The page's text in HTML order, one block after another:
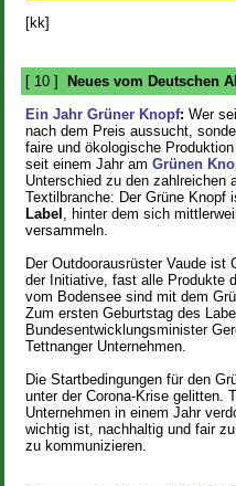
[kk]
[ 10 ]
Neues vom Deutschen
Ein Jahr Grüner Knopf: Wer
nach dem Preis aussucht,
faire und ökologische
seit einem Jahr am Grünen
Unterschied zu den zahlreichen
Textilbranche: Der Grüne Knopf
Label , hinter dem sich
versammeln.
Der Outdoorausrüster Vaude ist
der Initiative, fast alle Produkte
vom Bodensee sind mit dem
Zum ersten Geburtstag des
Bundesentwicklungsminister
Tettnanger Unternehmen.
Die Startbedingungen für den
unter der Corona-Krise gelitten.
Unternehmen in einem Jahr
wichtig ist, nachhaltig und fair
zu kommunizieren.